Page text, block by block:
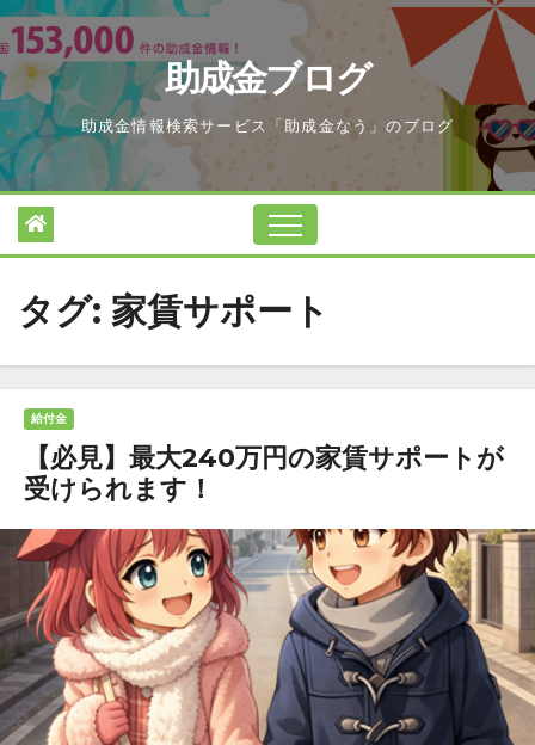
Skip
to
content
助成金ブログ
助成金情報検索サービス「助成金なう」のブログ
タグ: 家賃サポート
給付金
【必見】最大240万円の家賃サポートが
受けられます！